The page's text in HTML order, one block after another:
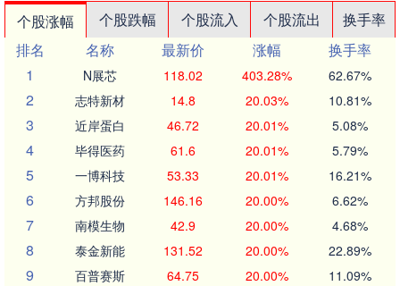
个股涨幅 个股跌幅 个股流入 个股流出
换手率
排名
名称 最新价 涨幅
换手率
1
N展芯 118.02 403.28% 62.67%
2 志特新材 14.8 20.03% 10.81%
3 近岸蛋白 46.72 20.01% 5.08%
4 毕得医药 61.6 20.01% 5.79%
5 一博科技 53.33 20.01% 16.21%
6 方邦股份 146.16 20.00% 6.62%
7 南模生物 42.9 20.00% 4.68%
8 泰金新能 131.52 20.00% 22.89%
9 百普赛斯 64.75 20.00% 11.09%